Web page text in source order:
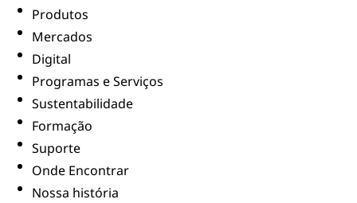
Produtos
Mercados
Digital
Programas e Serviços
Sustentabilidade
Formação
Suporte
Onde Encontrar
Nossa história